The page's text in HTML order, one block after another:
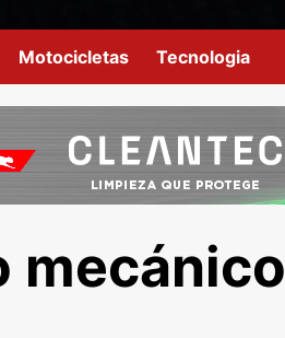
Motocicletas Tecnologia
mecánico